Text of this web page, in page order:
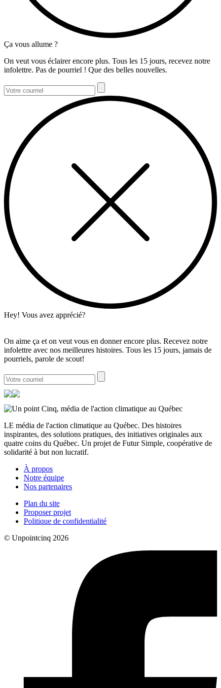
Ça vous allume ?
On veut vous éclairer encore plus. Tous les 15 jours, recevez notre
infolettre. Pas de pourriel ! Que des belles nouvelles.
Hey! Vous avez apprécié?
On aime ça et on veut vous en donner encore plus. Recevez notre
infolettre avec nos meilleures histoires. Tous les 15 jours, jamais de
pourriels, parole de scout!
LE média de l'action climatique au Québec. Des histoires
inspirantes, des solutions pratiques, des initiatives originales aux
quatre coins du Québec. Un projet de Futur Simple, coopérative de
solidarité à but non lucratif.
À propos
Notre équipe
Nos partenaires
Plan du site
Proposer projet
Politique de confidentialité
© Unpointcinq 2026